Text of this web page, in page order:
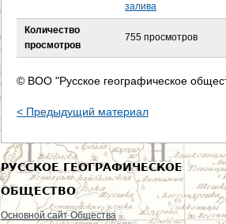
залива
Количество
просмотров
755 просмотров
© ВОО "Русское географическое
< Предыдущий материал
РУССКОЕ ГЕОГРАФИЧЕСКОЕ
ОБЩЕСТВО
Основной сайт Общества